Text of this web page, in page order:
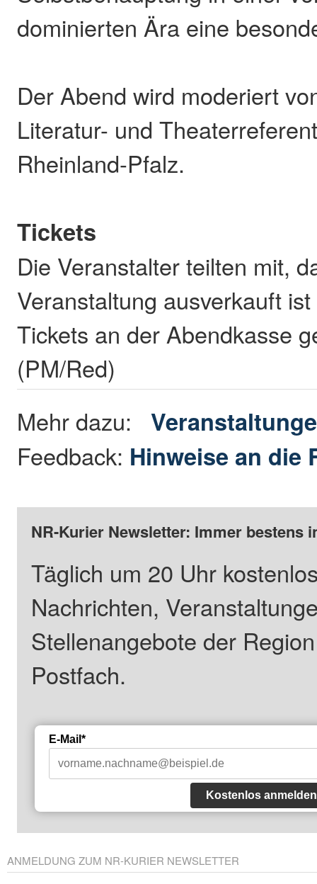
dominierten Ära eine
Der Abend wird moderiert
Literatur- und
Rheinland-Pfalz.
Tickets
Die Veranstalter teilten mit,
Veranstaltung ausverkauft
Tickets an der Abendkasse
(PM/Red)
Mehr dazu:
Feedback: Hinweise an die
NR-Kurier Newsletter: Immer bestens
Täglich um 20 Uhr
Nachrichten,
Stellenangebote der
Postfach.
E-Mail*
Kostenlos anmelden
ANMELDUNG ZUM NR-KURIER NEWSLETTER